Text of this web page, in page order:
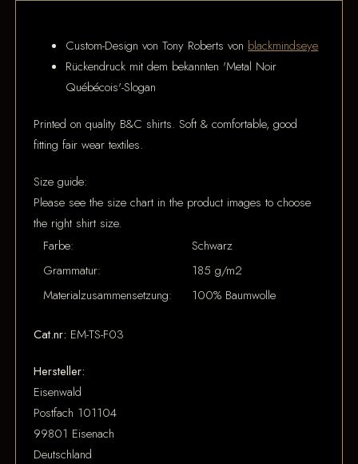
Custom-Design von Tony Roberts von blackmindseye
Rückendruck mit dem bekannten 'Metal Noir
Québécois'-Slogan
Printed on quality B&C shirts. Soft & comfortable, good
fitting fair wear textiles.
Size guide:
Please see the size chart in the product images to choose
the right shirt size.
Farbe:
Schwarz
Grammatur:
185 g/m2
Materialzusammensetzung:
100% Baumwolle
Cat.nr: EM-TS-F03
Hersteller:
Eisenwald
Postfach 101104
99801 Eisenach
Deutschland